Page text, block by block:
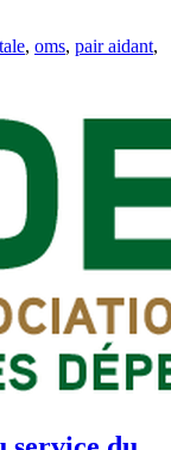
, oms, pair aidant,